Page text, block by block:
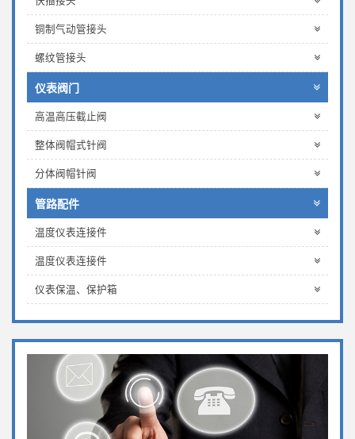
铜制气动管接头
螺纹管接头
仪表阀门
高温高压截止阀
整体阀帽式针阀
分体阀帽针阀
管路配件
温度仪表连接件
温度仪表连接件
仪表保温、保护箱